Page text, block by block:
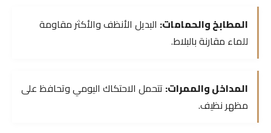
المطابخ والحمامات: البديل الأنظف والأكثر مقاومة
للماء مقارنة بالبلاط.
المداخل والممرات: تتحمل الاحتكاك اليومي وتحافظ على
مظهر نظيف.